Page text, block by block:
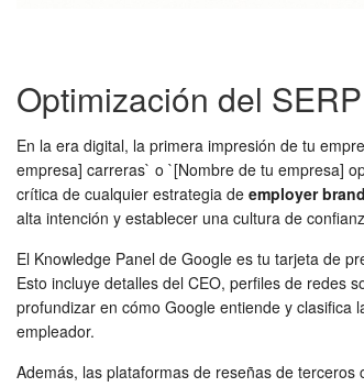
Optimización del
En la era digital, la primera impresión de tu
empresa] carreras` o `[Nombre de tu empresa]
crítica de cualquier estrategia de employer
alta intención y establecer una cultura de
El Knowledge Panel de Google es tu tarjeta de
Esto incluye detalles del CEO, perfiles de redes
profundizar en cómo Google entiende y clasifica
empleador.
Además, las plataformas de reseñas de